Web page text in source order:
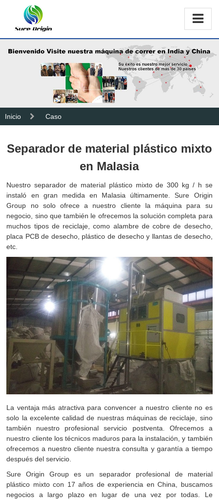
Inicio Caso
Separador de material plástico mixto
en Malasia
Nuestro separador de material plástico mixto de 300 kg / h se
instaló en gran medida en Malasia últimamente. Sure Origin
Group no solo ofrece a nuestro cliente la máquina para su
negocio, sino que también le ofrecemos la solución completa para
muchos tipos de reciclaje, como alambre de cobre de desecho,
placa PCB de desecho, plástico de desecho y llantas de desecho,
etc.
La ventaja más atractiva para convencer a nuestro cliente no es
solo la excelente calidad de nuestras máquinas de reciclaje, sino
también nuestro profesional servicio postventa. Ofrecemos a
nuestro cliente los técnicos maduros para la instalación, y también
ofrecemos a nuestro cliente nuestra consulta y garantía a tiempo
después del servicio.
Sure Origin Group es un separador profesional de material
plástico mixto con 17 años de experiencia en China, buscamos
negocios a largo plazo en lugar de una vez por todas. Le